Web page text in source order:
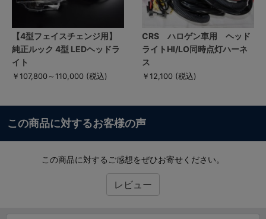
【4型フェイスチェンジ用】
純正ルック 4型 LEDヘッドラ
イト
￥107,800～110,000 (税込)
CRS ハロゲン車用 ヘッド
ライトHI/LO同時点灯ハーネ
ス
￥12,100 (税込)
この商品に対するお客様の声
この商品に対するご感想をぜひお寄せください。
レビュー